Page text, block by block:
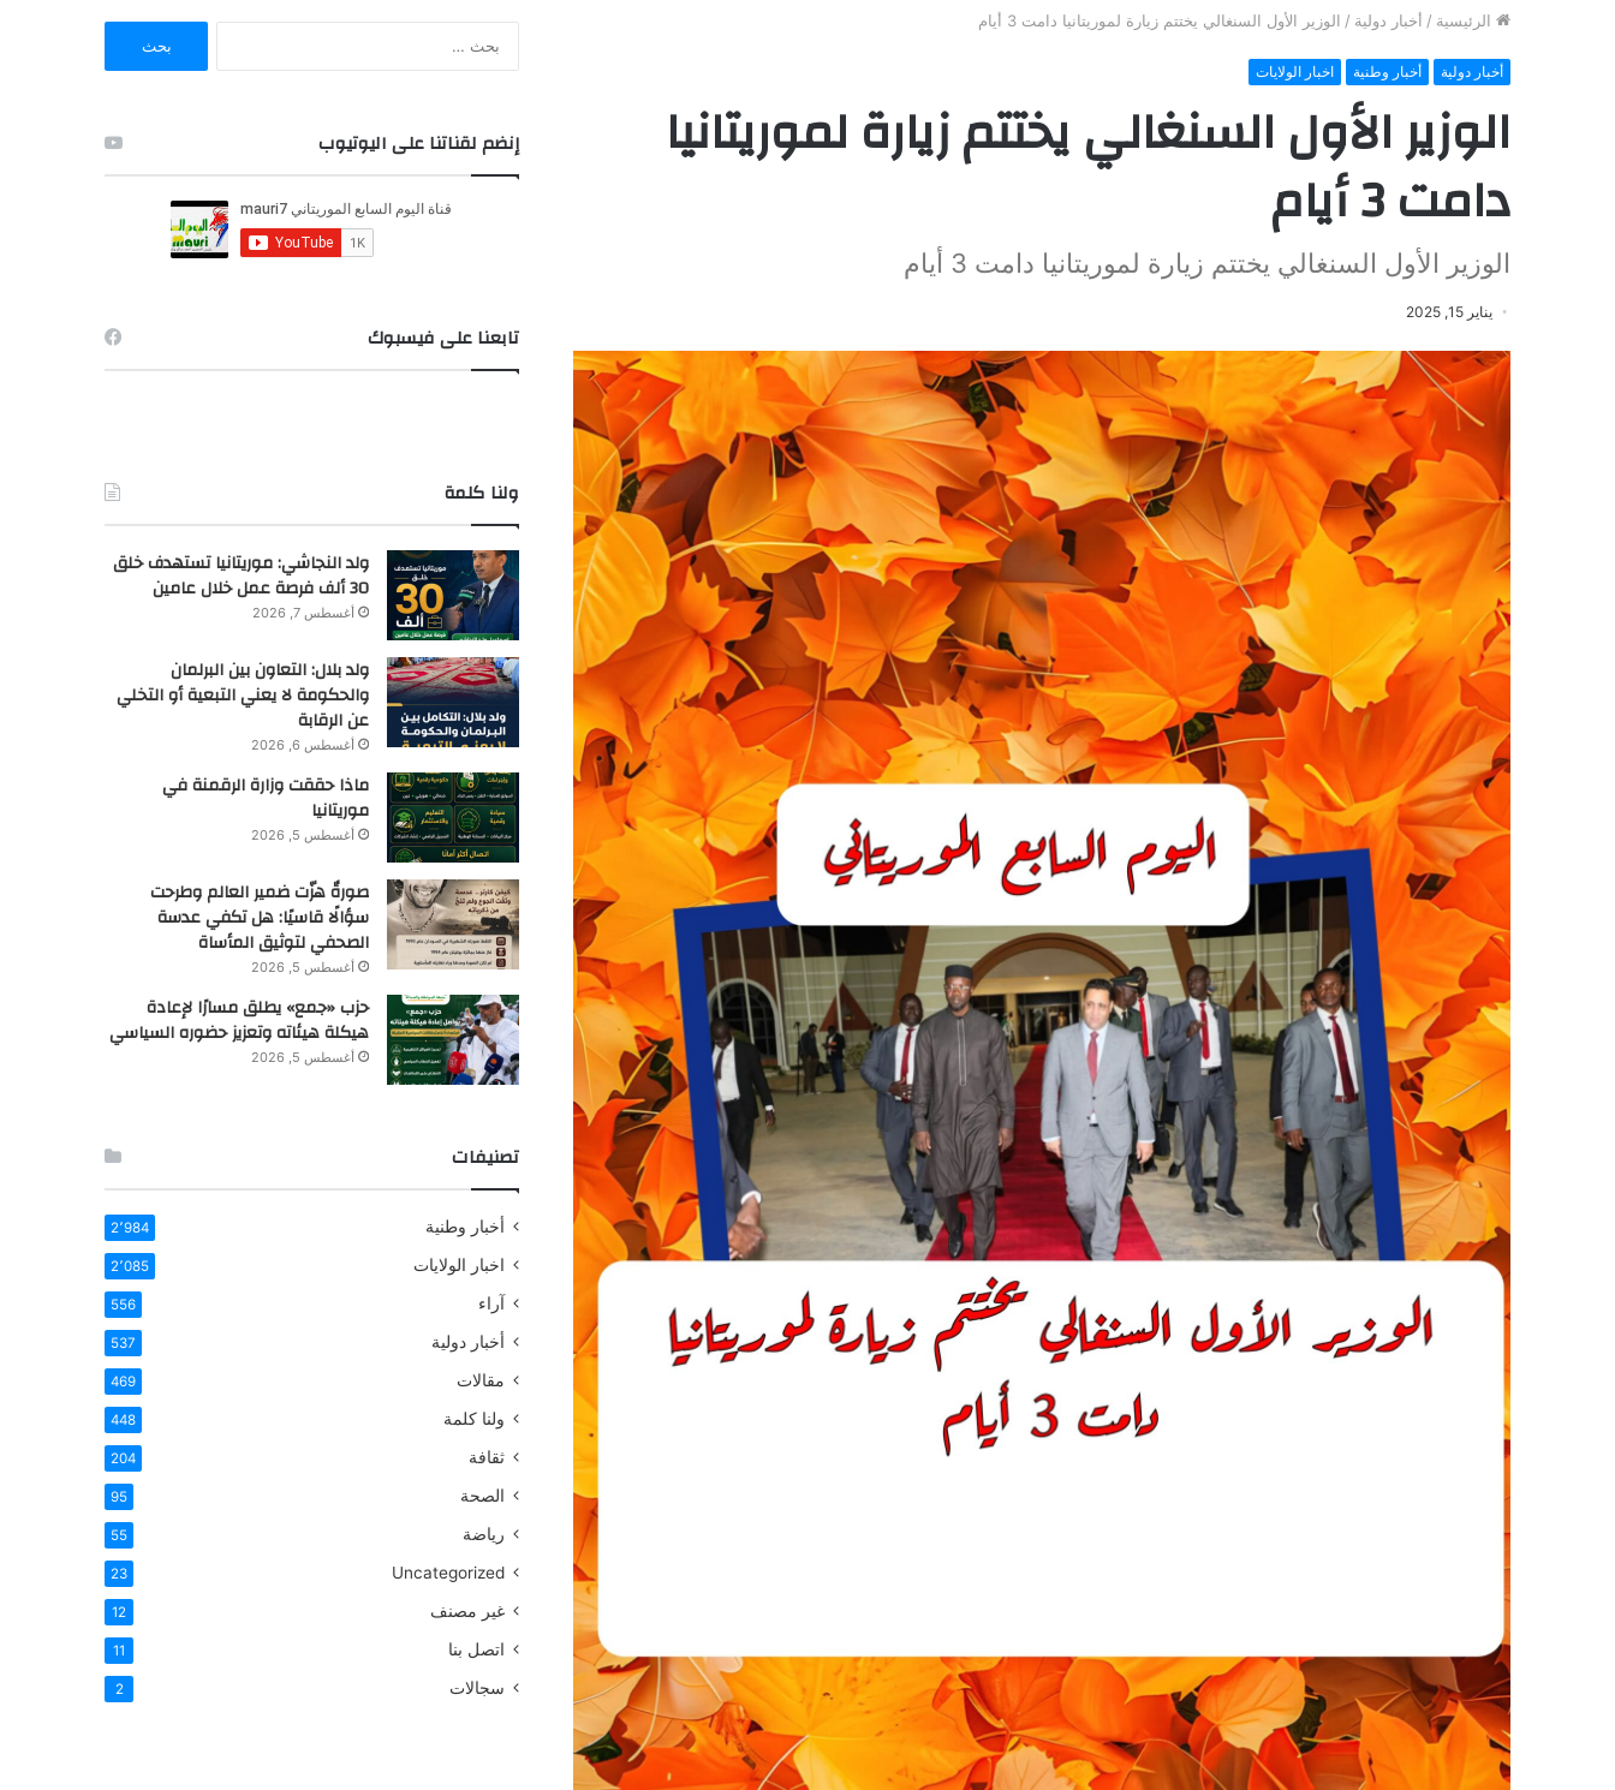
الرئيسية / أخبار دولية / الوزير الأول السنغالي يختتم زيارة لموريتانيا دامت 3 أيام
أخبار دولية أخبار وطنية اخبار الولايات
الوزير الأول السنغالي يختتم زيارة لموريتانيا
دامت 3 أيام
الوزير الأول السنغالي يختتم زيارة لموريتانيا دامت 3 أيام
يناير 15, 2025
:
إنضم لقناتنا على اليوتيوب
تابعنا على فيسبوك
ولنا كلمة
ولد النجاشي: موريتانيا تستهدف خلق
30 ألف فرصة عمل خلال عامين
أغسطس 7, 2026
ولد بلال: التعاون بين البرلمان
والحكومة لا يعني التبعية أو التخلي
عن الرقابة
أغسطس 6, 2026
ماذا حققت وزارة الرقمنة في
موريتانيا
أغسطس 5, 2026
صورةٌ هزّت ضمير العالم وطرحت
سؤالًا قاسيًا: هل تكفي عدسة
الصحفي لتوثيق المأساة
أغسطس 5, 2026
حزب «جمع» يطلق مسارًا لإعادة
هيكلة هيئاته وتعزيز حضوره السياسي
أغسطس 5, 2026
تصنيفات
أخبار وطنية 2٬984
اخبار الولايات 2٬085
آراء 556
أخبار دولية 537
مقالات 469
ولنا كلمة 448
ثقافة 204
الصحة 95
رياضة 55
Uncategorized
23
غير مصنف 12
اتصل بنا 11
سجالات 2